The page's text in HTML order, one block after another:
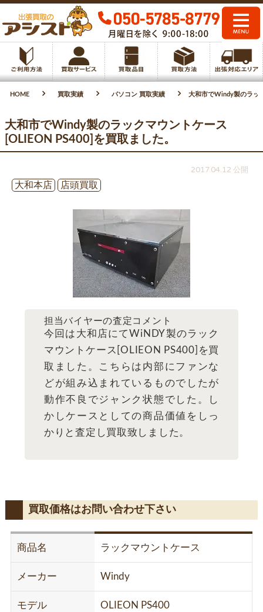
HOME 買取実績 パソコン 買取実績 大和市でWindy製のラッ
大和市でWindy製のラックマウントケース
[OLIEON PS400]を買取ました。
2017.04.12 公開
大和本店
店頭買取
担当バイヤーの査定コメント
今回は大和店にてWiNDY製のラック
マウントケース[OLIEON PS400]を買
取ました。こちらは内部にファンな
どが組み込まれているものでしたが
動作不良でジャンク状態でした。し
かしケースとしての商品価値をしっ
かりと査定し買取致しました。
買取価格はお問い合わせ下さい
商品名 ラックマウントケース
メーカー Windy
モデル OLIEON PS400